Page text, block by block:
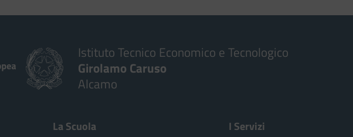
Istituto Tecnico Economico e Tecnologico
Girolamo Caruso
Alcamo
La Scuola I Servizi